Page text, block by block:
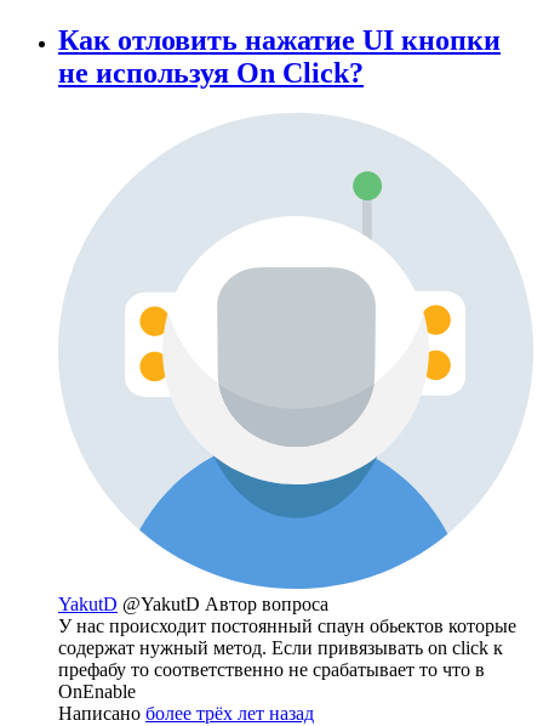
Как отловить нажатие UI кнопки
не используя On Click?
YakutD @YakutD Автор вопроса
У нас происходит постоянный спаун обьектов которые
содержат нужный метод. Если привязывать on click к
префабу то соответственно не срабатывает то что в
OnEnable
Написано более трёх лет назад